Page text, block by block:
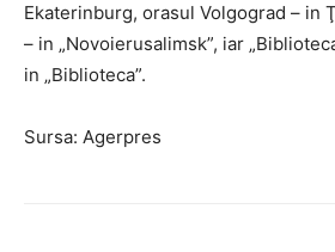
Ekaterinburg, orasul Volgograd – in
– in „Novoierusalimsk”, iar
in „Biblioteca”.
Sursa: Agerpres